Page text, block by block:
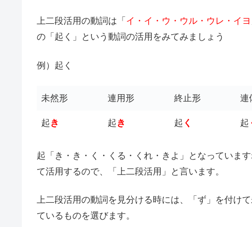
上二段活用の動詞は「 イ・イ・ウ・ウル・ウレ・イヨ
の「起く」という動詞の活用をみてみましょう
例）起く
未然形 連用形 終止形 連
起 き 起 き 起 く 起
起「き・き・く・くる・くれ・きよ」となっていま
て活用するので、「上二段活用」と言います。
上二段活用の動詞を見分ける時には、「ず」を付け
ているものを選びます。